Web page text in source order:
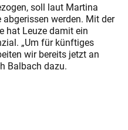
soll laut Martina
werden. Mit der
hat Leuze damit ein
„Um für künftiges
wir bereits jetzt an
Balbach dazu.